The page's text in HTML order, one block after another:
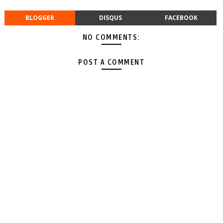
BLOGGER DISQUS FACEBOOK
NO COMMENTS:
POST A COMMENT